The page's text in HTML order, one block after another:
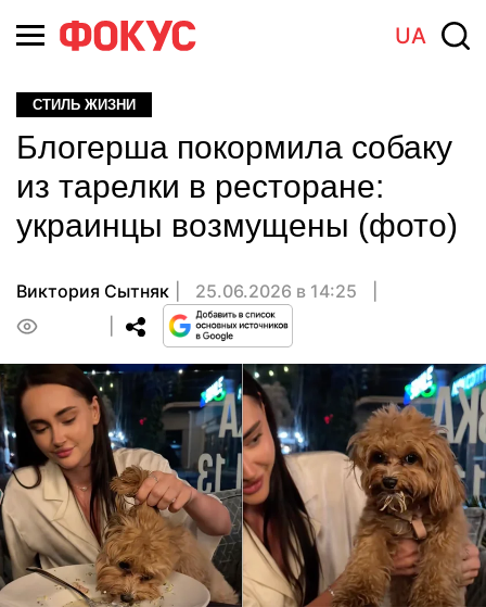
UA
СТИЛЬ ЖИЗНИ
Блогерша покормила собаку
из тарелки в ресторане:
украинцы возмущены (фото)
Виктория Сытняк
25.06.2026 в 14:25